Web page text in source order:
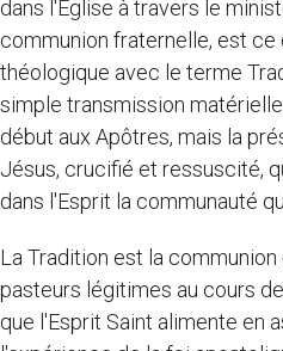
dans l'Eglise à travers le
communion fraternelle, est ce
théologique avec le terme
simple transmission
début aux Apôtres, mais la
Jésus, crucifié et ressuscité,
dans l'Esprit la communauté
La Tradition est la
pasteurs légitimes au cours
que l'Esprit Saint alimente en